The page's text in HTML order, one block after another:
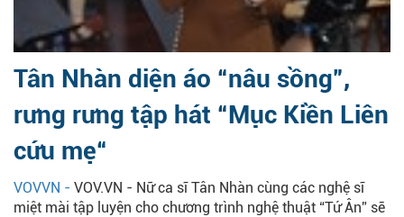
Tân Nhàn diện áo “nâu sồng”, ​
rưng rưng tập hát “Mục Kiền Liên
cứu mẹ“
VOVVN - VOV.VN - Nữ ca sĩ Tân Nhàn cùng các nghệ sĩ
miệt mài tập luyện cho chương trình nghệ thuật “Tứ Ân” sẽ